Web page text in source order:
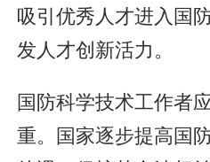
吸引优秀人才进入国
发人才创新活力。
国防科学技术工作者
重。国家逐步提高国